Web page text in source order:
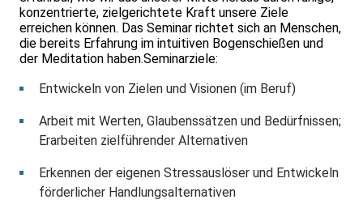
konzentrierte, zielgerichtete Kraft unsere Ziele
erreichen können. Das Seminar richtet sich an Menschen,
die bereits Erfahrung im intuitiven Bogenschießen und
der Meditation haben.Seminarziele:
Entwickeln von Zielen und Visionen (im Beruf)
Arbeit mit Werten, Glaubenssätzen und Bedürfnissen;
Erarbeiten zielführender Alternativen
Erkennen der eigenen Stressauslöser und Entwickeln
förderlicher Handlungsalternativen